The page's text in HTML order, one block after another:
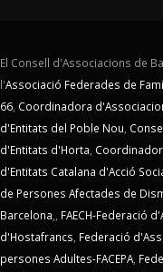
El Consell d'Associacions de
l'Associació Federades de
66, Coordinadora
d'Entitats del Poble Nou,
d'Entitats d'Horta,
d'Entitats Catalana d'Acció
de Persones Afectades de
Barcelona,, FAECH-Federació
d'Hostafrancs, Federació
persones Adultes-FACEPA,